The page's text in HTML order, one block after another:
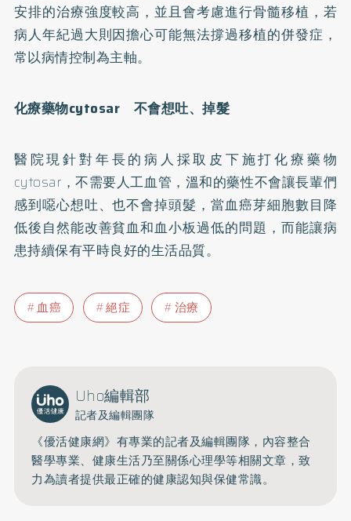
安排的治療強度較高，並且會考慮進行骨髓移植，若
病人年紀過大則因擔心可能無法撐過移植的併發症，
常以病情控制為主軸。
化療藥物cytosar 不會想吐、掉髮
醫院現針對年長的病人採取皮下施打化療藥物
cytosar，不需要人工血管，溫和的藥性不會讓長輩們
感到噁心想吐、也不會掉頭髮，當血癌芽細胞數目降
低後自然能改善貧血和血小板過低的問題，而能讓病
患持續保有平時良好的生活品質。
血癌 絕症 治療
Uho編輯部
記者及編輯團隊
《優活健康網》有專業的記者及編輯團隊，內容整合
醫學專業、健康生活乃至關係心理學等相關文章，致
力為讀者提供最正確的健康認知與保健常識。